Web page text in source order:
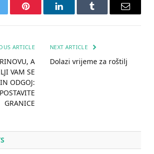
Pinterest LinkedInTumblr Email
ARTICLE
A
VAM SE
ODGOJ:
GRANICE
NEXT ARTICLE
Dolazi vrijeme za roštilj